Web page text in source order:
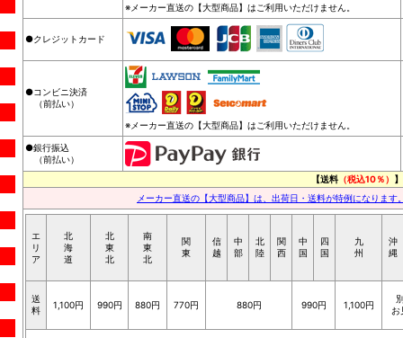
※メーカー直送の【大型商品】はご利用いただけません。
●クレジットカード
●コンビニ決済
（前払い）
※メーカー直送の【大型商品】はご利用いただけません。
●銀行振込
（前払い）
【送料 （税込10％） 】
メーカー直送の【大型商品】は、出荷日・送料が特例になりま
エ
リ
ア
北
海
道
北
東
北
南
東
北
関
東
信
越
中
部
北
陸
関
西
中
国
四
国
九
州
沖
縄
送
料
1,100円 990円 880円 770円 880円 990円 1,100円
お